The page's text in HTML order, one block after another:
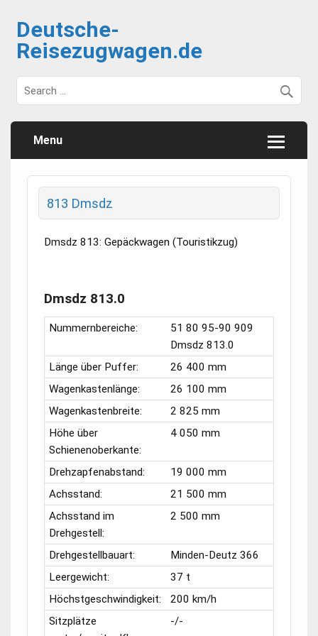
Deutsche-
Reisezugwagen.de
Menu
813 Dmsdz
Dmsdz 813: Gepäckwagen (Touristikzug)
Dmsdz 813.0
Nummernbereiche:
51 80 95-90 909
Dmsdz 813.0
Länge über Puffer:
26 400 mm
Wagenkastenlänge:
26 100 mm
Wagenkastenbreite:
2 825 mm
Höhe über
Schienenoberkante:
4 050 mm
Drehzapfenabstand:
19 000 mm
Achsstand:
21 500 mm
Achsstand im
Drehgestell:
2 500 mm
Drehgestellbauart:
Minden-Deutz 366
Leergewicht:
37 t
Höchstgeschwindigkeit:
200 km/h
Sitzplätze
-/-